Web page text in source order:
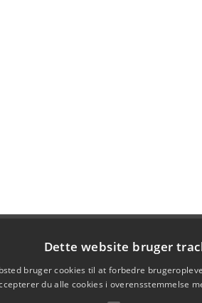
Dette website bruger
bruger cookies til at forbedre
du alle cookies i overensstemmelse